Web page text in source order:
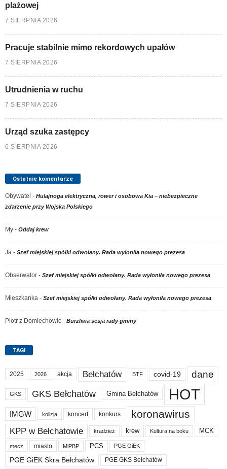
plażowej
7 SIERPNIA 2026
Pracuje stabilnie mimo rekordowych upałów
7 SIERPNIA 2026
Utrudnienia w ruchu
7 SIERPNIA 2026
Urząd szuka zastępcy
6 SIERPNIA 2026
Ostatnie komentarze
Obywatel - Hulajnoga elektryczna, rower i osobowa Kia – niebezpieczne
zdarzenie przy Wojska Polskiego
My - Oddaj krew
Ja - Szef miejskiej spółki odwołany. Rada wyłoniła nowego prezesa
Obserwator - Szef miejskiej spółki odwołany. Rada wyłoniła nowego prezesa
Mieszkanka - Szef miejskiej spółki odwołany. Rada wyłoniła nowego prezesa
Piotr z Domiechowic - Burzliwa sesja rady gminy
TAGI
2025 2026 akcja Bełchatów BTF covid-19 dane
GKS GKS Bełchatów Gmina Bełchatów HOT
IMGW kolizja koncert konkurs koronawirus
KPP w Bełchatowie kradzież krew Kultura na boku MCK
mecz miasto MiPBP PCS PGE GiEK
PGE GiEK Skra Bełchatów PGE GKS Bełchatów